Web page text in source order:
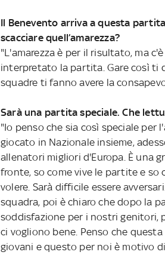
Il Benevento arriva a questa
scacciare quell’amarezza?
"L'amarezza è per il risultato, ma
interpretato la partita. Gare così ti
squadre ti fanno avere la
Sarà una partita speciale. Che
"Io penso che sia così speciale per
giocato in Nazionale insieme,
allenatori migliori d'Europa. È una
fronte, so come vive le partite e so
volere. Sarà difficile essere
squadra, poi è chiaro che dopo la
soddisfazione per i nostri genitori,
ci vogliono bene. Penso che
giovani e questo per noi è motivo